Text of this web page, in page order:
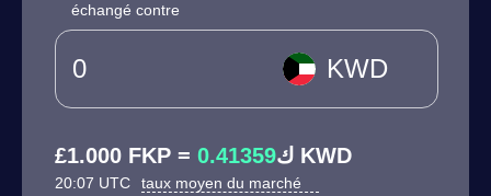
échangé contre
KWD
£1.000 FKP = ك0.41359 KWD
20:07 UTC taux moyen du marché